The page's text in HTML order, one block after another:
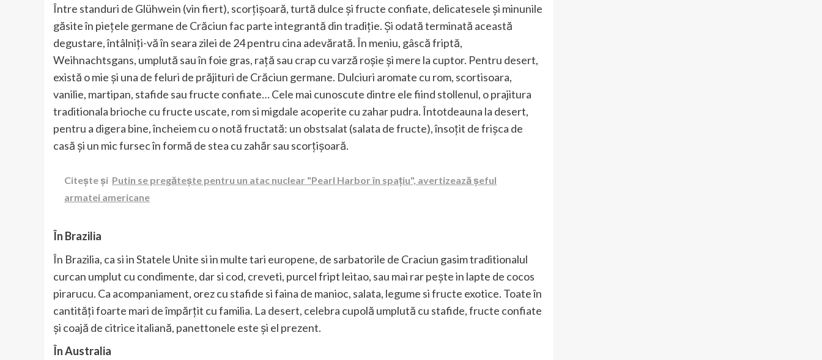
Între standuri de Glühwein (vin fiert), scorțișoară, turtă dulce și fructe confiate, delicatesele și minunile
găsite în piețele germane de Crăciun fac parte integrantă din tradiție. Și odată terminată această
degustare, întâlniți-vă în seara zilei de 24 pentru cina adevărată. În meniu, gâscă friptă,
Weihnachtsgans, umplută sau în foie gras, rață sau crap cu varză roșie și mere la cuptor. Pentru desert,
există o mie și una de feluri de prăjituri de Crăciun germane. Dulciuri aromate cu rom, scortisoara,
vanilie, martipan, stafide sau fructe confiate… Cele mai cunoscute dintre ele fiind stollenul, o prajitura
traditionala brioche cu fructe uscate, rom si migdale acoperite cu zahar pudra. Întotdeauna la desert,
pentru a digera bine, încheiem cu o notă fructată: un obstsalat (salata de fructe), însoțit de frișca de
casă și un mic fursec în formă de stea cu zahăr sau scorțișoară.
Citește și Putin se pregătește pentru un atac nuclear "Pearl Harbor în spațiu", avertizează șeful
armatei americane
În Brazilia
În Brazilia, ca si in Statele Unite si in multe tari europene, de sarbatorile de Craciun gasim traditionalul
curcan umplut cu condimente, dar si cod, creveti, purcel fript leitao, sau mai rar pește in lapte de cocos
pirarucu. Ca acompaniament, orez cu stafide si faina de manioc, salata, legume si fructe exotice. Toate în
cantități foarte mari de împărțit cu familia. La desert, celebra cupolă umplută cu stafide, fructe confiate
și coajă de citrice italiană, panettonele este și el prezent.
În Australia